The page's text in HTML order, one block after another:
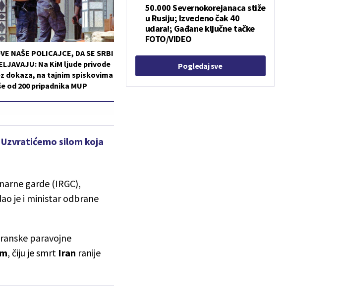
NAŠE POLICAJCE, DA SE SRBI
Na KiM ljude privode
dokaza, na tajnim spiskovima
od 200 pripadnika MUP
silom koja
garde (IRGC),
je i ministar odbrane
paravojne
, čiju je smrt Iran ranije
50.000 Severnokorejanaca stiže
u Rusiju; Izvedeno čak 40
udara!; Gađane ključne tačke
FOTO/VIDEO
Pogledaj sve